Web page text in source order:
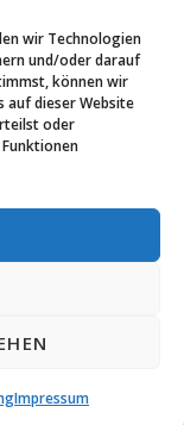
wir Technologien
und/oder darauf
können wir
auf dieser Website
oder
Impressum
Ihre Emailadresse
Datenschutz­erklä